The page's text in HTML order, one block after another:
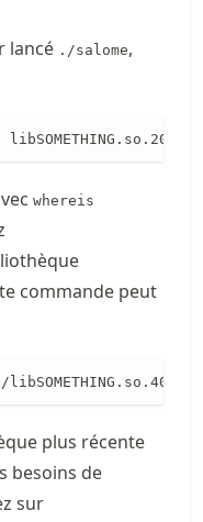
lancé ./salome,
whereis
commande peut
plus récente
besoins de
sur